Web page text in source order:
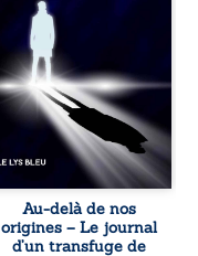
rupture. Très tôt,
l’école et les livres
deviennent ses
armes de survie, le
moteur d’une
lente ascension
sociale. S’arracher
à ses racines
exige pourtant un
prix invisible. Pris
entre deux
mondes, l’homme
réalise que les
Au-delà de nos
origines – Le journal
d’un transfuge de